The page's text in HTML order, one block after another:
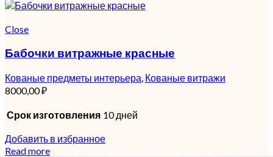
Close
Бабочки витражные красные
Кованые предметы интерьера Кованые витражи
8000,00₽
Срок изготовления 10 дней
Добавить в избранное
Read more